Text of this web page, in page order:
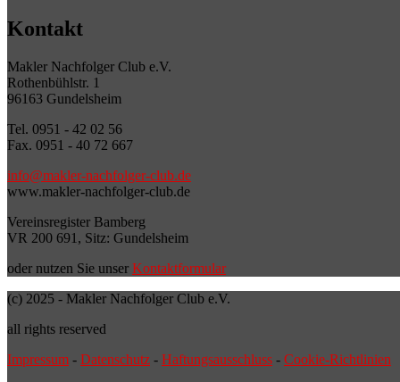
Kontakt
Makler Nachfolger Club e.V.
Rothenbühlstr. 1
96163 Gundelsheim
Tel. 0951 - 42 02 56
Fax. 0951 - 40 72 667
info@makler-nachfolger-club.de
www.makler-nachfolger-club.de
Vereinsregister Bamberg
VR 200 691, Sitz: Gundelsheim
oder nutzen Sie unser Kontaktformular
(c) 2025 - Makler Nachfolger Club e.V.
all rights reserved
Impressum - Datenschutz - Haftungsausschluss - Cookie-Richtlinien